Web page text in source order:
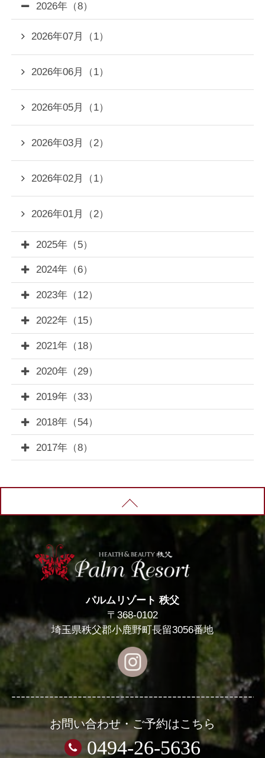
2026年（8）
2026年07月（1）
2026年06月（1）
2026年05月（1）
2026年03月（2）
2026年02月（1）
2026年01月（2）
2025年（5）
2024年（6）
2023年（12）
2022年（15）
2021年（18）
2020年（29）
2019年（33）
2018年（54）
2017年（8）
パルムリゾート 秩父
〒368-0102
埼玉県秩父郡小鹿野町長留3056番地
お問い合わせ・ご予約はこちら
0494-26-5636